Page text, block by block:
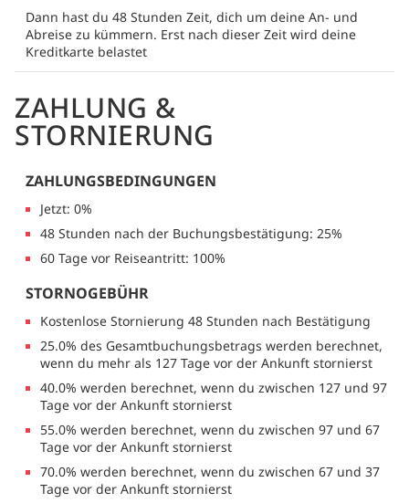
Dann hast du 48 Stunden Zeit, dich um deine An- und
Abreise zu kümmern. Erst nach dieser Zeit wird deine
Kreditkarte belastet
ZAHLUNG &
STORNIERUNG
ZAHLUNGSBEDINGUNGEN
Jetzt: 0%
48 Stunden nach der Buchungsbestätigung: 25%
60 Tage vor Reiseantritt: 100%
STORNOGEBÜHR
Kostenlose Stornierung 48 Stunden nach Bestätigung
25.0% des Gesamtbuchungsbetrags werden berechnet,
wenn du mehr als 127 Tage vor der Ankunft stornierst
40.0% werden berechnet, wenn du zwischen 127 und 97
Tage vor der Ankunft stornierst
55.0% werden berechnet, wenn du zwischen 97 und 67
Tage vor der Ankunft stornierst
70.0% werden berechnet, wenn du zwischen 67 und 37
Tage vor der Ankunft stornierst